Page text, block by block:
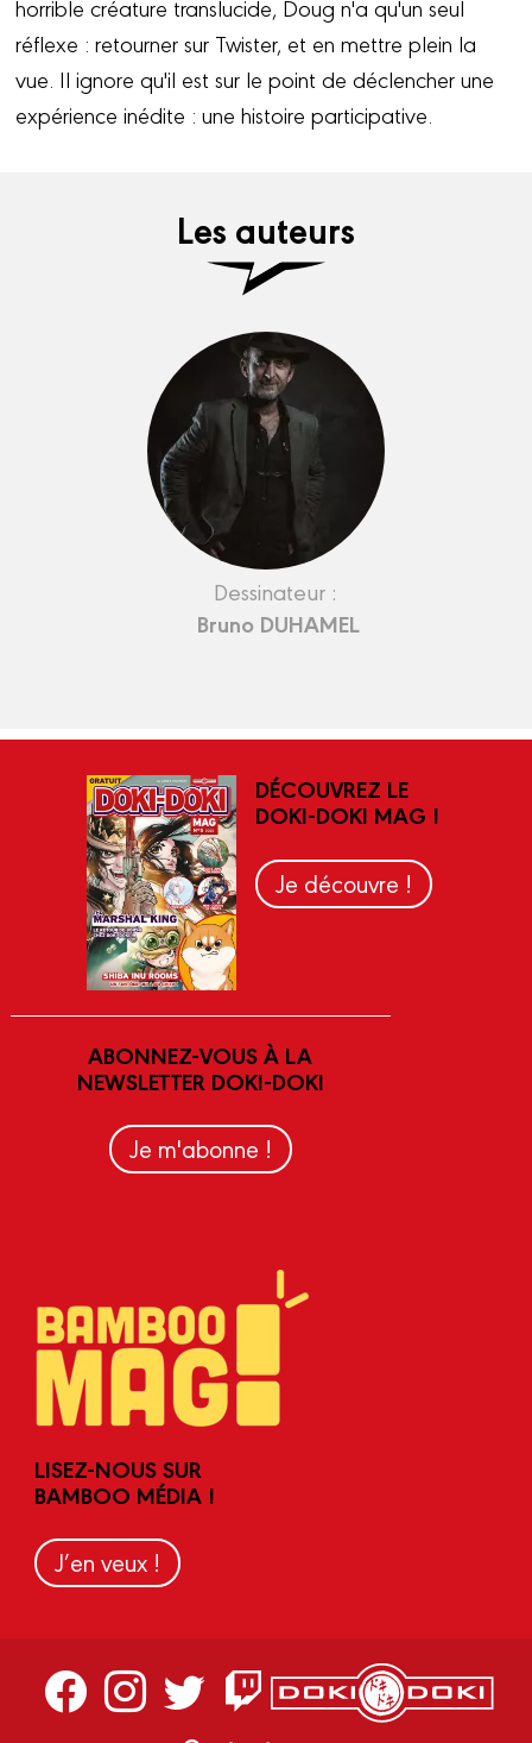
horrible créature translucide, Doug n'a qu'un seul
réflexe : retourner sur Twister, et en mettre plein la
vue. Il ignore qu'il est sur le point de déclencher une
expérience inédite : une histoire participative.
Les auteurs
Dessinateur :
Bruno DUHAMEL
DÉCOUVREZ LE
DOKI-DOKI MAG !
Je découvre !
ABONNEZ-VOUS À LA
NEWSLETTER DOKI-DOKI
Je m'abonne !
LISEZ-NOUS SUR
BAMBOO MÉDIA !
J’en veux !